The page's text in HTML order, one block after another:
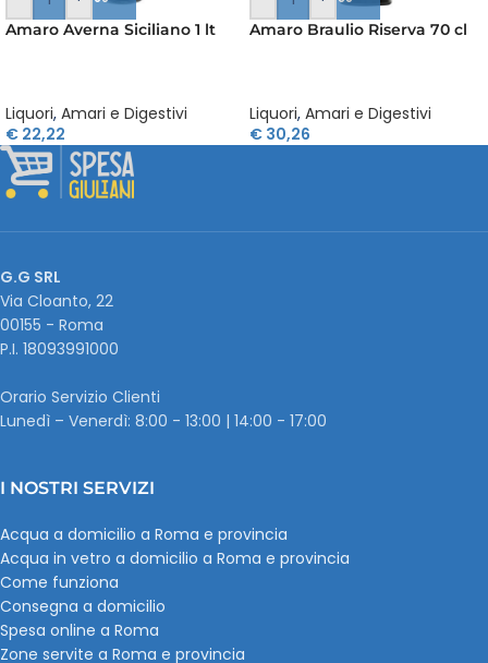
Amaro Averna Siciliano 1 lt
Liquori, Amari e Digestivi
€ 22,22
Amaro Braulio Riserva 70 cl
Liquori, Amari e Digestivi
€ 30,26
G.G SRL
Via Cloanto, 22
00155 - Roma
P.I. ‭18093991000
Orario Servizio Clienti
Lunedì – Venerdì: 8:00 - 13:00 | 14:00 - 17:00
I NOSTRI SERVIZI
Acqua a domicilio a Roma e provincia
Acqua in vetro a domicilio a Roma e provincia
Come funziona
Consegna a domicilio
Spesa online a Roma
Zone servite a Roma e provincia